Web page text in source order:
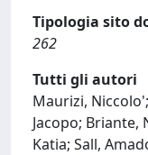
Tipologia sito
262
Tutti gli autori
Maurizi,
Jacopo; Briante,
Katia; Sall,